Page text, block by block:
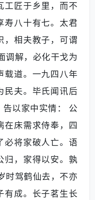
工匠于乡里，而不
寿八十有七。太君
，相夫教子，可谓
调解，必化干戈为
载道。一九四八年
民夫。毕氏闻讯后
以家中实情： 公
在床需求侍奉，四
必将家破人亡。语
归，家得以安。孰
时驾鹤仙去，不亦
有成。长子茗生长